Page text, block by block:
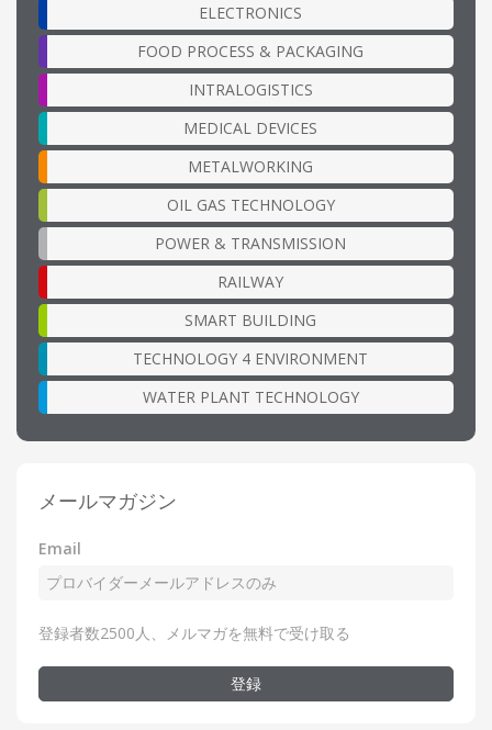
ELECTRONICS
FOOD PROCESS & PACKAGING
INTRALOGISTICS
MEDICAL DEVICES
METALWORKING
OIL GAS TECHNOLOGY
POWER & TRANSMISSION
RAILWAY
SMART BUILDING
TECHNOLOGY 4 ENVIRONMENT
WATER PLANT TECHNOLOGY
メールマガジン
Email
登録者数2500人、メルマガを無料で受け取る
登録